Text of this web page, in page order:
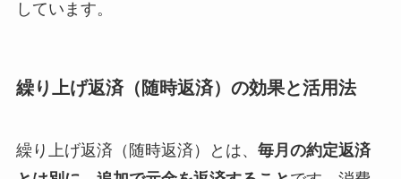
しています。
繰り上げ返済（随時返済）の効果と活用法
繰り上げ返済（随時返済）とは、 毎月の約定返済